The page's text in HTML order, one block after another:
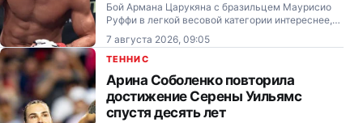
Бой Армана Царукяна с бразильцем Маурисио
Руффи в легкой весовой категории интереснее,
чем встреча россиянина с другим
представителем Бразилии Чарльзом Оливейрой,
заявил казахский боец RCC Ильяс Хамзин.
7 августа 2026, 09:05
ТЕННИС
Арина Соболенко повторила
достижение Серены Уильямс
спустя десять лет